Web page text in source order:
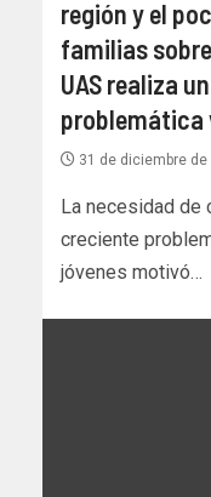
región y el
familias
UAS realiza
problemática
31 de diciembre de
La necesidad de
creciente
jóvenes motivó…